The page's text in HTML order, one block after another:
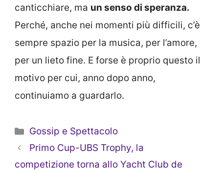
canticchiare, ma un senso di speranza.
Perché, anche nei momenti più difficili, c’è
sempre spazio per la musica, per l’amore,
per un lieto fine. E forse è proprio questo il
motivo per cui, anno dopo anno,
continuiamo a guardarlo.
Categorie
Gossip e Spettacolo
Primo Cup-UBS Trophy, la
competizione torna allo Yacht Club de